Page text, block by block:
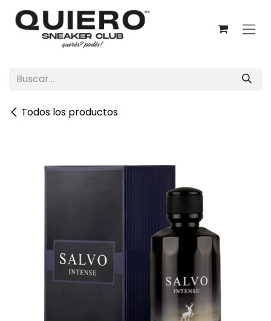
Ir al contenido
Todos los productos